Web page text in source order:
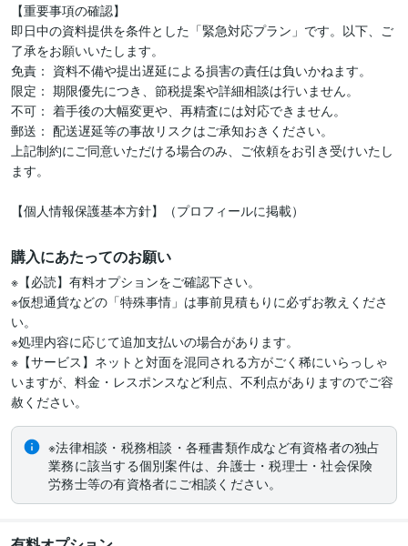
【重要事項の確認】
即日中の資料提供を条件とした「緊急対応プラン」です。以下、ご
了承をお願いいたします。
免責： 資料不備や提出遅延による損害の責任は負いかねます。
限定： 期限優先につき、節税提案や詳細相談は行いません。
不可： 着手後の大幅変更や、再精査には対応できません。
郵送： 配送遅延等の事故リスクはご承知おきください。
上記制約にご同意いただける場合のみ、ご依頼をお引き受けいたし
ます。
【個人情報保護基本方針】（プロフィールに掲載）
購入にあたってのお願い
※【必読】有料オプションをご確認下さい。
※仮想通貨などの「特殊事情」は事前見積もりに必ずお教えくださ
い。
※処理内容に応じて追加支払いの場合があります。
※【サービス】ネットと対面を混同される方がごく稀にいらっしゃ
いますが、料金・レスポンスなど利点、不利点がありますのでご容
赦ください。
※法律相談・税務相談・各種書類作成など有資格者の独占
業務に該当する個別案件は、弁護士・税理士・社会保険
労務士等の有資格者にご相談ください。